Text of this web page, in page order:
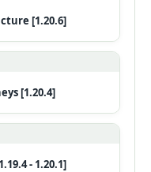
[1.20.6]
[1.20.4]
- 1.20.1]